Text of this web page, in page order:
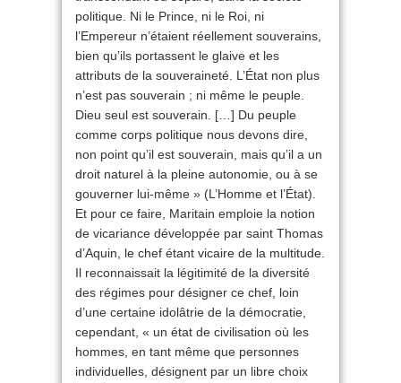
politique. Ni le Prince, ni le Roi, ni
l’Empereur n’étaient réellement souverains,
bien qu’ils portassent le glaive et les
attributs de la souveraineté. L’État non plus
n’est pas souverain ; ni même le peuple.
Dieu seul est souverain. […] Du peuple
comme corps politique nous devons dire,
non point qu’il est souverain, mais qu’il a un
droit naturel à la pleine autonomie, ou à se
gouverner lui-même » (L’Homme et l’État).
Et pour ce faire, Maritain emploie la notion
de vicariance développée par saint Thomas
d’Aquin, le chef étant vicaire de la multitude.
Il reconnaissait la légitimité de la diversité
des régimes pour désigner ce chef, loin
d’une certaine idolâtrie de la démocratie,
cependant, « un état de civilisation où les
hommes, en tant même que personnes
individuelles, désignent par un libre choix